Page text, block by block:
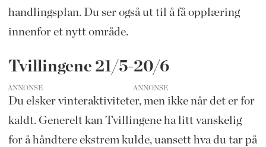
handlingsplan. Du ser også ut til å få opplæring
innenfor et nytt område.
Tvillingene 21/5-20/6
ANNONSE
Du elsker vinteraktiviteter, men ikke når det er for
kaldt. Generelt kan Tvillingene ha litt vanskelig
for å håndtere ekstrem kulde, uansett hva du tar på